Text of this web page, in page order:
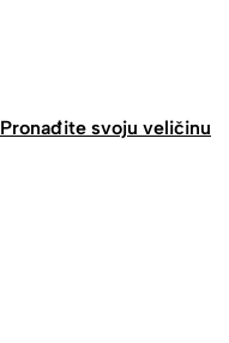
Pronađite svoju veličinu